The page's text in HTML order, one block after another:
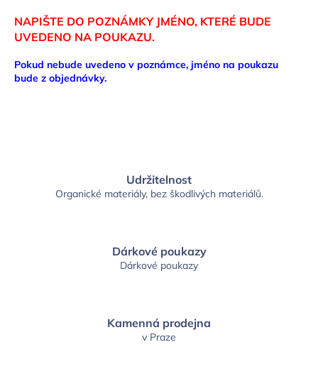
NAPIŠTE DO POZNÁMKY JMÉNO, KTERÉ BUDE
UVEDENO NA POUKAZU.
Pokud nebude uvedeno v poznámce, jméno na poukazu
bude z objednávky.
Udržitelnost
Organické materiály, bez škodlivých materiálů.
Dárkové poukazy
Dárkové poukazy
Kamenná prodejna
v Praze